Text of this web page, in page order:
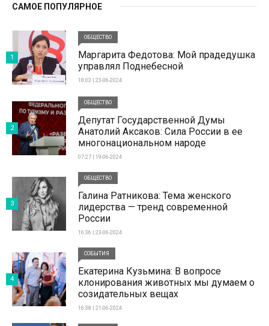
САМОЕ ПОПУЛЯРНОЕ
ОБЩЕСТВО
Маргарита Федотова: Мой прадедушка
управлял Поднебесной
18:03 | 23-06-2024
1
ОБЩЕСТВО
Депутат Государственной Думы
Анатолий Аксаков: Сила России в ее
многонациональном народе
07:27 | 19-06-2024
2
ОБЩЕСТВО
Галина Ратникова: Тема женского
лидерства — тренд современной
России
16:36 | 23-06-2024
3
СОБЫТИЯ
Екатерина Кузьмина: В вопросе
клонирования животных мы думаем о
созидательных вещах
16:38 | 21-06-2024
4